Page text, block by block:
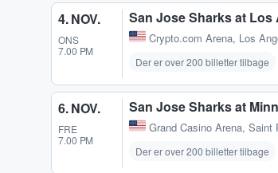
4. NOV.
ONS
7.00 PM
San Jose Sharks at
Crypto.com Arena, Los
Der er over 200 billetter tilbage
6. NOV.
FRE
7.00 PM
San Jose Sharks at
Grand Casino Arena, Saint
Der er over 200 billetter tilbage